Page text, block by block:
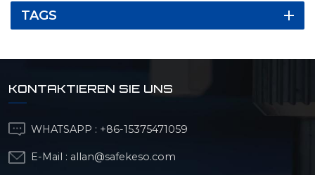
TAGS
KONTAKTIEREN SIE UNS
WHATSAPP : +86-15375471059
E-Mail : allan@safekeso.com